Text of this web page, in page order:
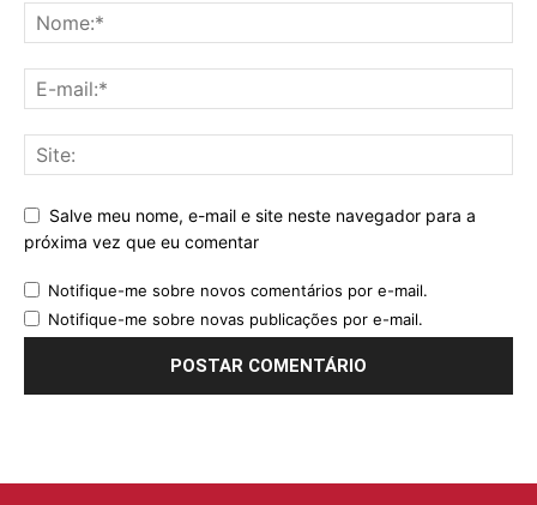
Salve meu nome, e-mail e site neste navegador para a
próxima vez que eu comentar
Notifique-me sobre novos comentários por e-mail.
Notifique-me sobre novas publicações por e-mail.